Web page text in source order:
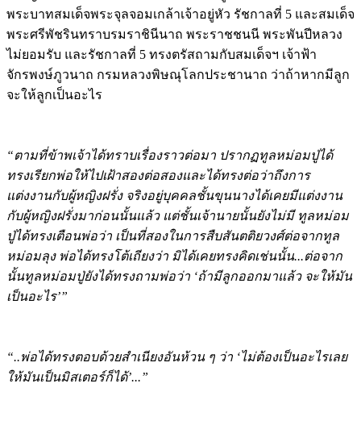
พระศรีพัชรินทราบรมราชินีนาถ พระราชชนนี พระพันปีหลวง
ไม่ยอมรับ และรัชกาลที่ 5 ทรงตรัสถามกับสมเด็จฯ เจ้าฟ้า
จักรพงษ์ภูวนาถ กรมหลวงพิษณุโลกประชานาถ ว่าถ้าหากมีลูก
จะให้ลูกเป็นอะไร
ทรงเรียกพ่อให้ไปเฝ้าสองต่อสองและได้ทรงต่อว่าถึงการ
แต่งงานกับผู้หญิงฝรั่ง จริงอยู่บุคคลชั้นขุนนางได้เคยมีแต่งงาน
กับผู้หญิงฝรั่งมาก่อนนั้นแล้ว แต่ชั้นเจ้านายนั้นยังไม่มี ทูลหม่อม
ปู่ได้ทรงเตือนพ่อว่า เป็นที่สองในการสืบสันตติยวงศ์ต่อจากทูล
หม่อมลุง พ่อได้ทรงโต้เถียงว่า มิได้เคยทรงคิดเช่นนั้น...ต่อจาก
นั้นทูลหม่อมปู่ยังได้ทรงถามพ่อว่า ‘ถ้ามีลูกออกมาแล้ว จะให้มัน
เป็นอะไร’”
ให้มันเป็นมิสเตอร์ก็ได้’...”